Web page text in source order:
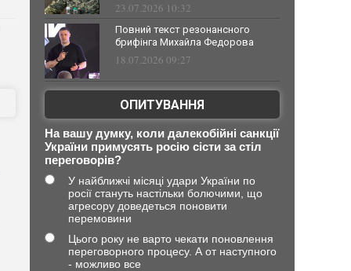
23.07.2026 10:32
Повний текст резонансного
брифінга Михайла Федорова
18.07.2026 09:27
ОПИТУВАННЯ
На вашу думку, коли далекобійні санкції
України примусять росію сісти за стіл
переговорів?
У найближчі місяці удари України по
росії стануть настільки болючими, що
агресору доведеться поновити
перемовини
Цього року не варто чекати поновлення
переговорного процесу. А от наступного
- можливо все